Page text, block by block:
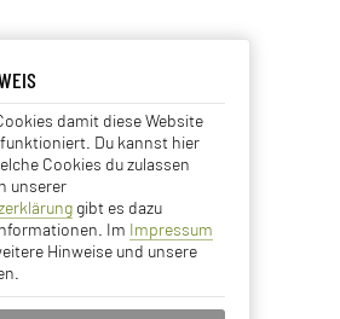
damit diese Website
Du kannst hier
Cookies du zulassen
unserer
gibt es dazu
Im Impressum
Hinweise und unsere
Essentielle Cookies
Advertising Cookies
SPEICHERN…